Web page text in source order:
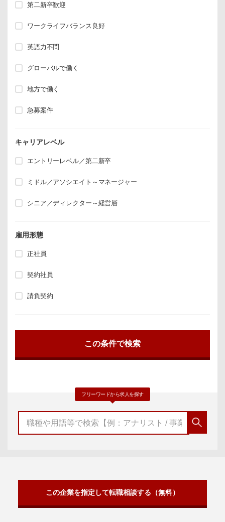
第二新卒歓迎
ワークライフバランス良好
英語力不問
グローバルで働く
地方で働く
急募案件
キャリアレベル
エントリーレベル／第二新卒
ミドル／アソシエイト～マネージャー
シニア／ディレクター～経営層
雇用形態
正社員
契約社員
請負契約
フリーワードから求人を探す
この企業を指定して転職相談する（無料）